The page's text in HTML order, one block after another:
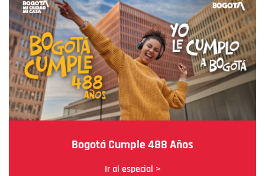
Bogotá Cumple 488 Años
Ir al especial >